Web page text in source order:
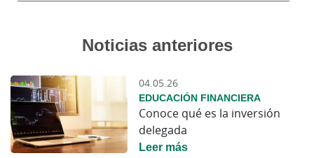
Noticias anteriores
04.05.26
EDUCACIÓN FINANCIERA
Conoce qué es la inversión
delegada
Leer más